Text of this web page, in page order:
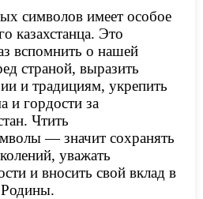
символов имеет особое
казахстанца. Это
вспомнить о нашей
страной, выразить
и традициям, укрепить
и гордости за
Чтить
— значит сохранять
уважать
и вносить свой вклад в